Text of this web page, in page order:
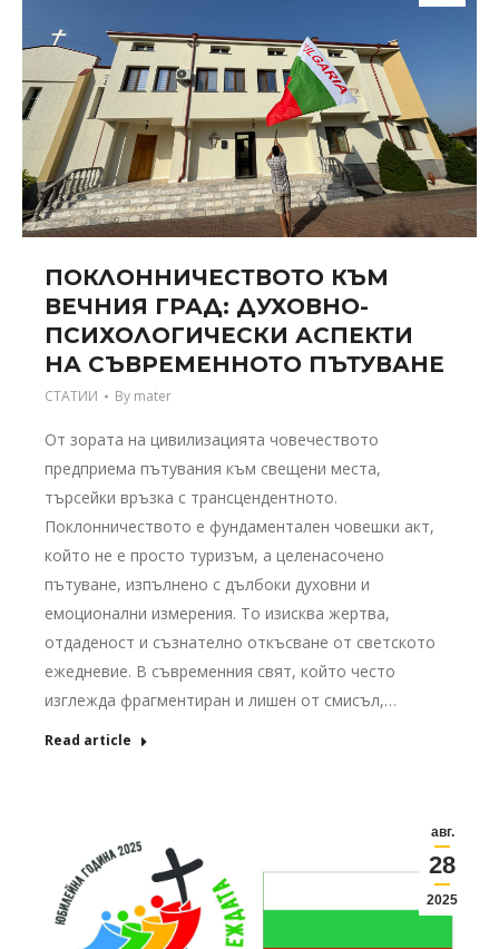
ПОКЛОННИЧЕСТВОТО КЪМ
ВЕЧНИЯ ГРАД: ДУХОВНО-
ПСИХОЛОГИЧЕСКИ АСПЕКТИ
НА СЪВРЕМЕННОТО ПЪТУВАНЕ
СТАТИИ By mater
От зората на цивилизацията човечеството
предприема пътувания към свещени места,
търсейки връзка с трансцендентното.
Поклонничеството е фундаментален човешки акт,
който не е просто туризъм, а целенасочено
пътуване, изпълнено с дълбоки духовни и
емоционални измерения. То изисква жертва,
отдаденост и съзнателно откъсване от светското
ежедневие. В съвременния свят, който често
изглежда фрагментиран и лишен от смисъл,…
Read article
авг.
28
2025